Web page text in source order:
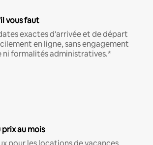
vous faut
exactes d'arrivée et de départ
en ligne, sans engagement
ni formalités administratives.*
au mois